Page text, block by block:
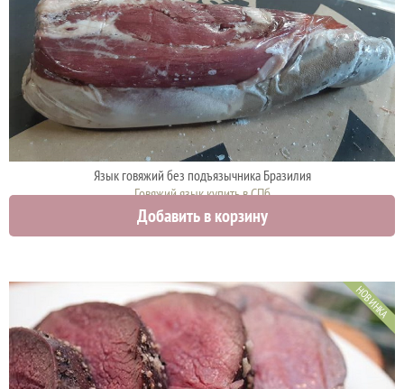
Язык говяжий без подъязычника Бразилия
Говяжий язык купить в СПб
1290 руб.
Добавить в корзину
НОВИНКА